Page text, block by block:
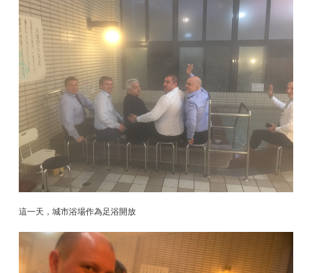
這一天，城市浴場作為足浴開放